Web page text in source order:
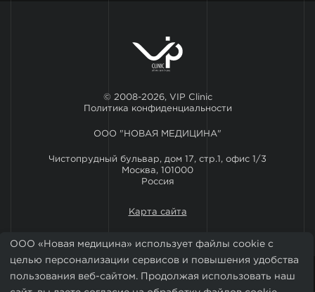
© 2008-2026, VIP Clinic
Политика конфиденциальности
ООО "НОВАЯ МЕДИЦИНА"
Чистопрудный бульвар, дом 17, стр.1, офис 1/3
Москва, 101000
Россия
Карта сайта
ООО «Новая медицина» использует файлы cookie с
целью персонализации сервисов и повышения удобства
пользования веб-сайтом. Продолжая использовать наш